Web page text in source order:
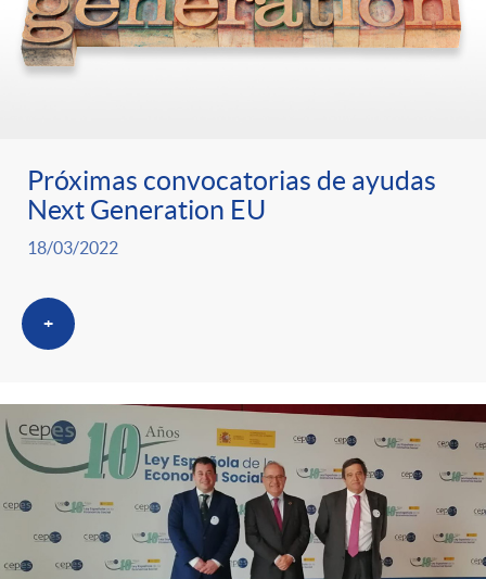
Próximas convocatorias de ayudas
Next Generation EU
18/03/2022
+